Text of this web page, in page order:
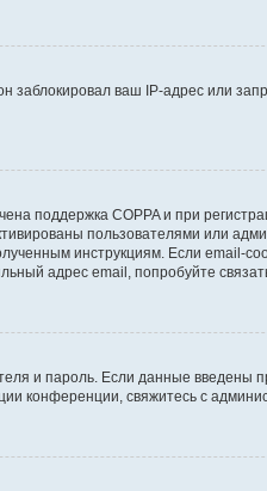
заблокировал ваш IP-адрес или
поддержка COPPA и при
пользователями или
инструкциям. Если email-
адрес email, попробуйте
и пароль. Если данные введены
конференции, свяжитесь с